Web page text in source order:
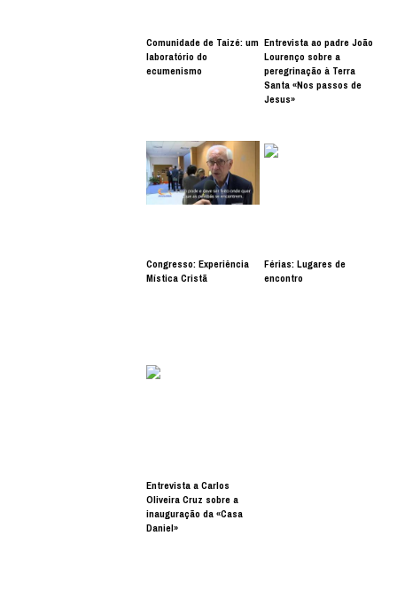
Comunidade de Taizé: um
laboratório do
ecumenismo
Entrevista ao padre João
Lourenço sobre a
peregrinação à Terra
Santa «Nos passos de
Jesus»
Congresso: Experiência
Mística Cristã
Férias: Lugares de
encontro
Entrevista a Carlos
Oliveira Cruz sobre a
inauguração da «Casa
Daniel»